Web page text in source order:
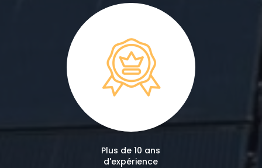
Plus de 10 ans
d'expérience